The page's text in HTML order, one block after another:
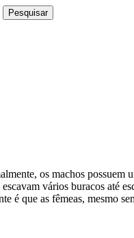
os machos possuem
vários buracos até
é que as fêmeas, mesmo